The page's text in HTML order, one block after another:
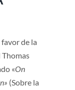
de la
Thomas
«On
(Sobre la